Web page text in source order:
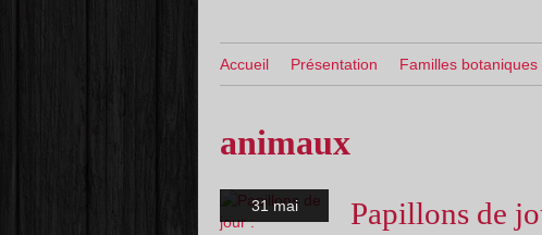
Accueil Présentation Familles botaniques
animaux
31 mai Papillons de